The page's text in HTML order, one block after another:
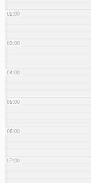
02:00
03:00
04:00
05:00
06:00
07:00